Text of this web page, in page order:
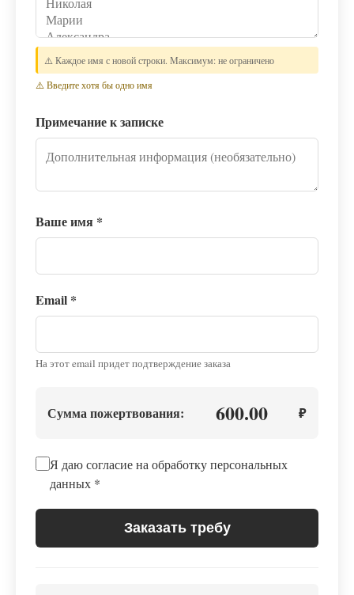
⚠️ Каждое имя с новой строки. Максимум: не ограничено
⚠️ Введите хотя бы одно имя
Примечание к записке
Ваше имя *
Email *
На этот email придет подтверждение заказа
Сумма пожертвования: 600.00 ₽
Я даю согласие на обработку персональных
данных *
Заказать требу